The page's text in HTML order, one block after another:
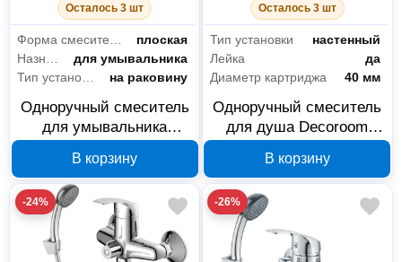
Осталось 3 шт
Форма смесителя
плоская
для умывальника
на раковину
Одноручный смеситель
для умывальника
В корзину
Осталось 3 шт
Тип установки
настенный
Лейка
да
Диаметр картриджа
40 мм
Одноручный смеситель
для душа Decoroom
В корзину
-24% -26%